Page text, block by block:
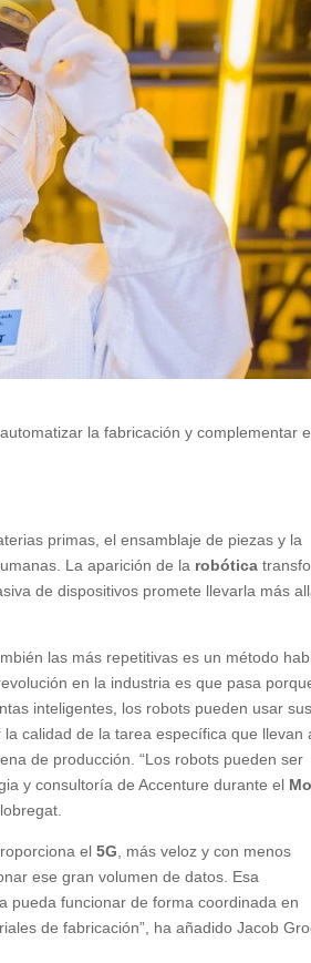
la fabricación y complementar
primas, el ensamblaje de piezas y la
La aparición de la robótica
de dispositivos promete llevarla más
las más repetitivas es un método
en la industria es que pasa
inteligentes, los robots pueden usar
calidad de la tarea específica que llevan
de producción. “Los robots pueden ser
y consultoría de Accenture durante el
el5G , más veloz y con menos
ese gran volumen de datos. Esa
pueda funcionar de forma coordinada en
de fabricación”, ha añadido Jacob